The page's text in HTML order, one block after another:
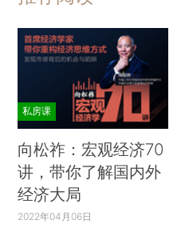
私房课
向松祚：宏观经济70
讲，带你了解国内外
经济大局
2022年04月06日